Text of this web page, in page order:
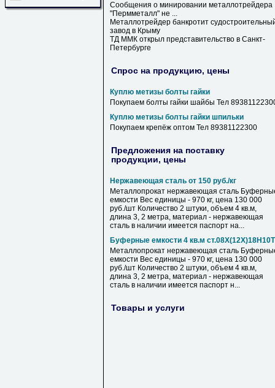
Сообщения о минировании металлотрейдера
"Пермметалл" не ...
Металлотрейдер банкротит
завод в Крыму
ТД ММК открыл представительство в Санкт-
Петербурге
Спрос на продукцию, цены
Куплю метизы болты гайки
Покупаем болты гайки шайбы Тел
Куплю метизы болты гайки шпильки
Покупаем крепёж оптом Тел 89381122300
Предложения на поставку
продукции, цены
Нержавеющая сталь от 150 руб./кг
Металлопрокат нержавеющая сталь
емкости Вес единицы - 970 кг, цена 130 000
руб./шт Количество 2 штуки, объем 4 кв.м,
длина 3, 2 метра, материал - нержавеющая
сталь в наличии имеется паспорт на...
Буферные емкости 4 кв.м ст.08Х(12Х)18Н10Т
Металлопрокат нержавеющая сталь
емкости Вес единицы - 970 кг, цена 130 000
руб./шт Количество 2 штуки, объем 4 кв.м,
длина 3, 2 метра, материал - нержавеющая
сталь в наличии имеется паспорт н...
Товары и услуги